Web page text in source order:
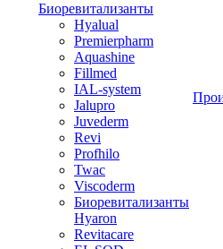
Биоревитализанты
Hyalual
Premierpharm
Aquashine
Fillmed
IAL-system
Jalupro
Juvederm
Revi
Profhilo
Twac
Viscoderm
Биоревитализанты
Hyaron
Revitacare